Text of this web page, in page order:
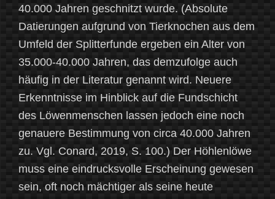
40.000 Jahren geschnitzt wurde. (Absolute
Datierungen aufgrund von Tierknochen aus dem
Umfeld der Splitterfunde ergeben ein Alter von
35.000-40.000 Jahren, das demzufolge auch
häufig in der Literatur genannt wird. Neuere
Erkenntnisse im Hinblick auf die Fundschicht
des Löwenmenschen lassen jedoch eine noch
genauere Bestimmung von circa 40.000 Jahren
zu. Vgl. Conard, 2019, S. 100.) Der Höhlenlöwe
muss eine eindrucksvolle Erscheinung gewesen
sein, oft noch mächtiger als seine heute